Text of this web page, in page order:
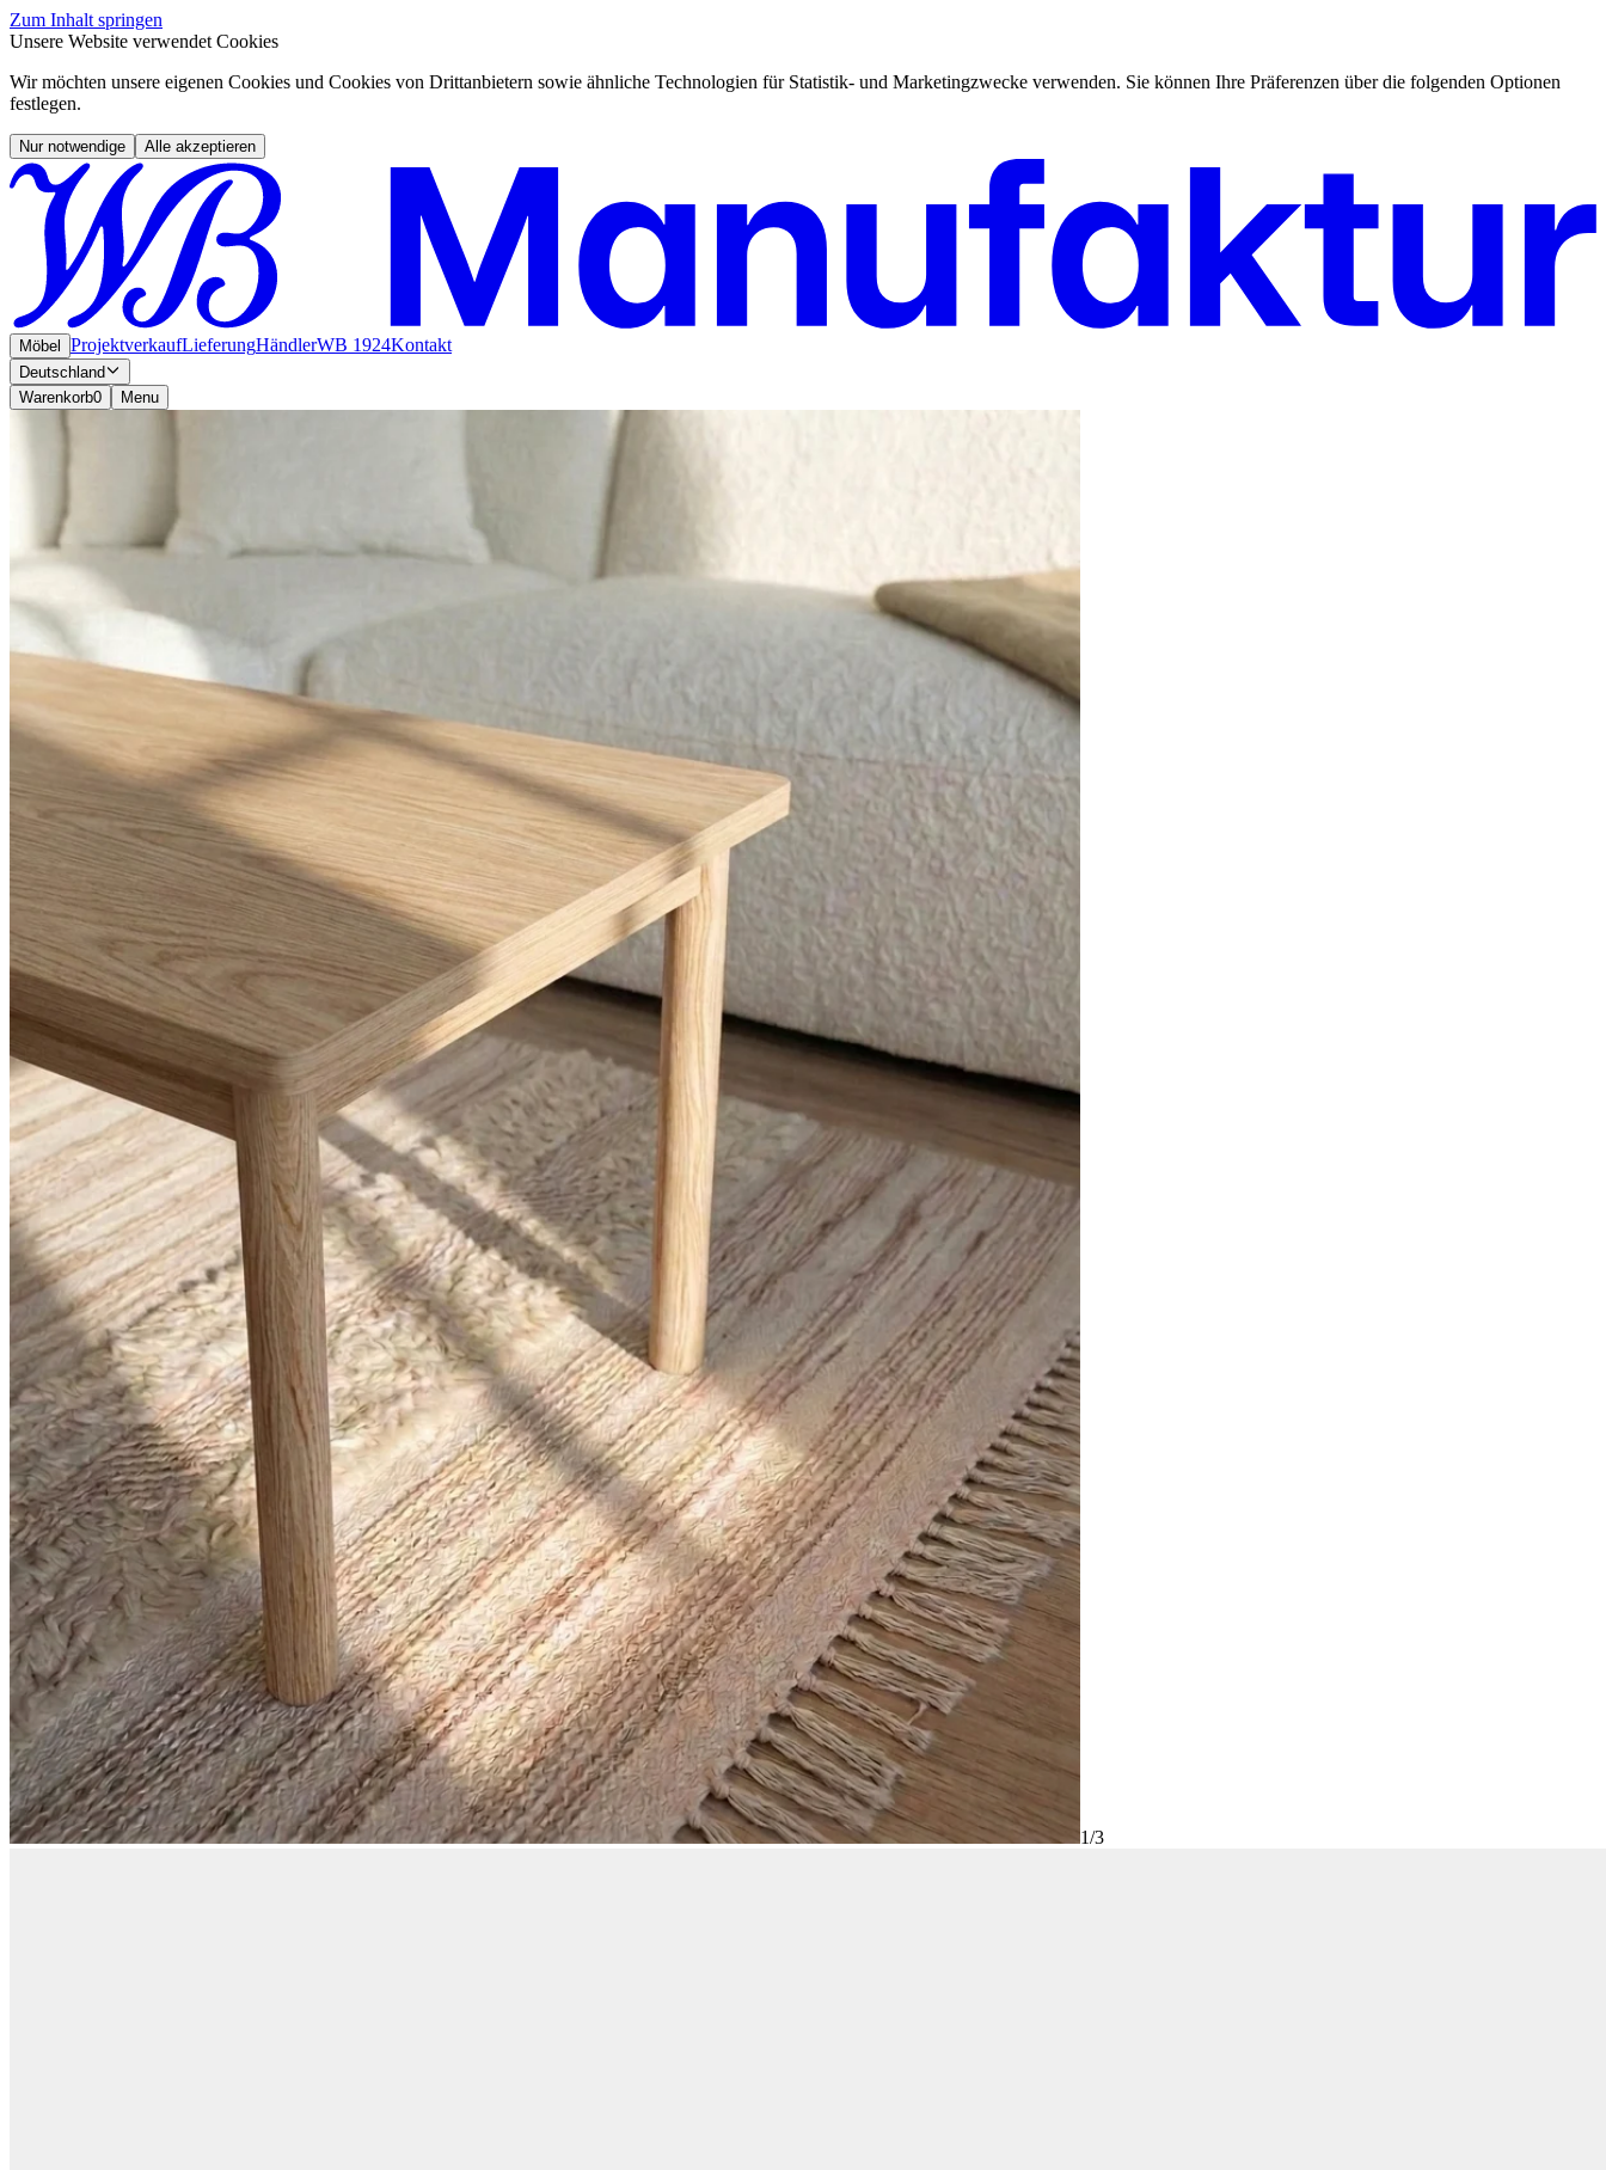
Zum Inhalt springen
Unsere Website verwendet Cookies
Wir möchten unsere eigenen Cookies und Cookies von Drittanbietern sowie ähnliche Technologien für Statistik- und Marketingzwecke verwenden. Sie können Ihre Präferenzen über die folgenden Optionen
festlegen.
Nur notwendige Alle akzeptieren
Möbel ProjektverkaufLieferungHändlerWB 1924Kontakt
Deutschland
Warenkorb0 Menu
1/3